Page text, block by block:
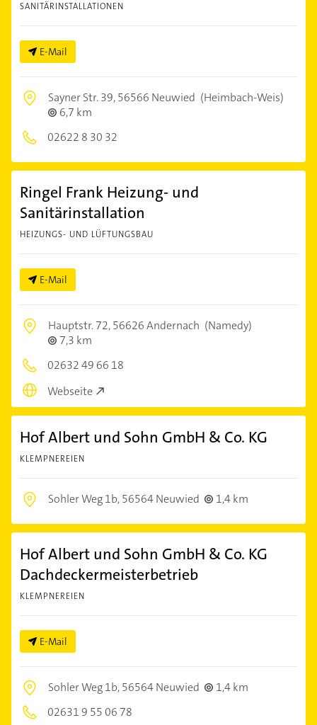
SANITÄRINSTALLATIONEN
E-Mail
Sayner Str. 39,56566 Neuwied (Heimbach-Weis)
6,7 km
02622 8 30 32
Ringel Frank Heizung- und
Sanitärinstallation
HEIZUNGS- UND LÜFTUNGSBAU
E-Mail
Hauptstr. 72,56626 Andernach (Namedy)
7,3 km
02632 49 66 18
Webseite
Hof Albert und Sohn GmbH & Co. KG
KLEMPNEREIEN
Sohler Weg 1b,56564 Neuwied 1,4 km
Hof Albert und Sohn GmbH & Co. KG
Dachdeckermeisterbetrieb
KLEMPNEREIEN
E-Mail
Sohler Weg 1b,56564 Neuwied
1,4 km
02631 9 55 06 78